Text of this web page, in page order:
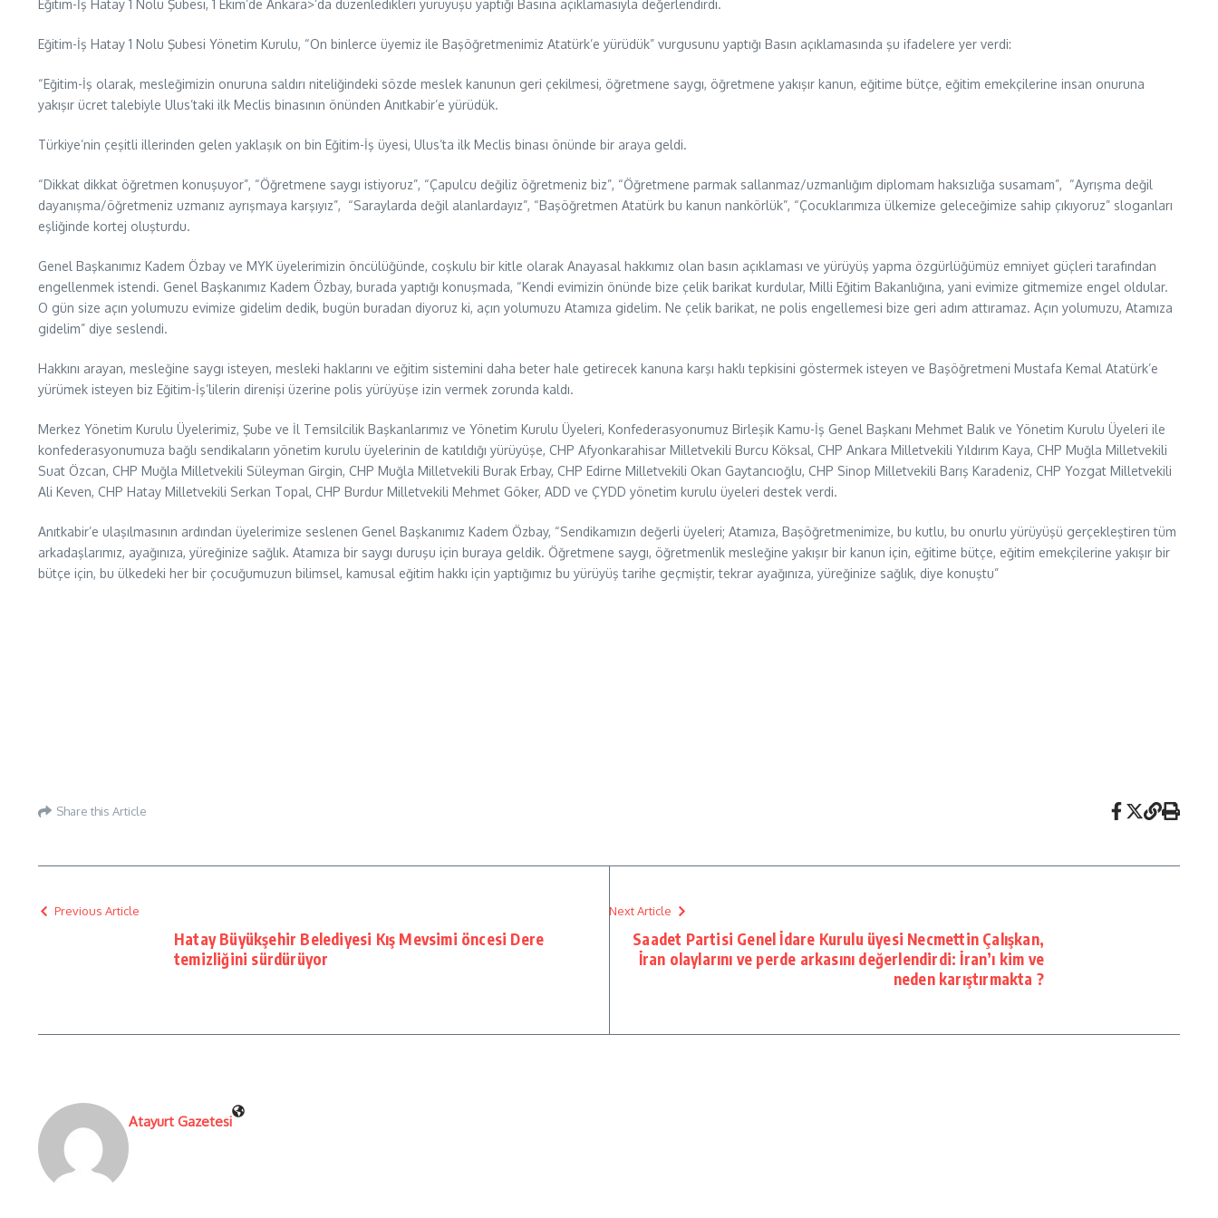
Eğitim-İş Hatay 1 Nolu Şubesi, 1 Ekim’de Ankara>’da düzenledikleri yürüyüşü yaptığı Basına açıklamasıyla değerlendirdi.
Eğitim-İş Hatay 1 Nolu Şubesi Yönetim Kurulu, “On binlerce üyemiz ile Başöğretmenimiz Atatürk’e yürüdük” vurgusunu yaptığı Basın açıklamasında şu ifadelere yer verdi:
“Eğitim-İş olarak, mesleğimizin onuruna saldırı niteliğindeki sözde meslek kanunun geri çekilmesi, öğretmene saygı, öğretmene yakışır kanun, eğitime bütçe, eğitim emekçilerine insan onuruna
yakışır ücret talebiyle Ulus’taki ilk Meclis binasının önünden Anıtkabir’e yürüdük.
Türkiye’nin çeşitli illerinden gelen yaklaşık on bin Eğitim-İş üyesi, Ulus’ta ilk Meclis binası önünde bir araya geldi.
“Dikkat dikkat öğretmen konuşuyor”, “Öğretmene saygı istiyoruz”, “Çapulcu değiliz öğretmeniz biz”, “Öğretmene parmak sallanmaz/uzmanlığım diplomam haksızlığa susamam”, “Ayrışma değil
dayanışma/öğretmeniz uzmanız ayrışmaya karşıyız”, “Saraylarda değil alanlardayız”, “Başöğretmen Atatürk bu kanun nankörlük”, “Çocuklarımıza ülkemize geleceğimize sahip çıkıyoruz” sloganları
eşliğinde kortej oluşturdu.
Genel Başkanımız Kadem Özbay ve MYK üyelerimizin öncülüğünde, coşkulu bir kitle olarak Anayasal hakkımız olan basın açıklaması ve yürüyüş yapma özgürlüğümüz emniyet güçleri tarafından
engellenmek istendi. Genel Başkanımız Kadem Özbay, burada yaptığı konuşmada, “Kendi evimizin önünde bize çelik barikat kurdular, Milli Eğitim Bakanlığına, yani evimize gitmemize engel oldular.
O gün size açın yolumuzu evimize gidelim dedik, bugün buradan diyoruz ki, açın yolumuzu Atamıza gidelim. Ne çelik barikat, ne polis engellemesi bize geri adım attıramaz. Açın yolumuzu, Atamıza
gidelim” diye seslendi.
Hakkını arayan, mesleğine saygı isteyen, mesleki haklarını ve eğitim sistemini daha beter hale getirecek kanuna karşı haklı tepkisini göstermek isteyen ve Başöğretmeni Mustafa Kemal Atatürk’e
yürümek isteyen biz Eğitim-İş’lilerin direnişi üzerine polis yürüyüşe izin vermek zorunda kaldı.
Merkez Yönetim Kurulu Üyelerimiz, Şube ve İl Temsilcilik Başkanlarımız ve Yönetim Kurulu Üyeleri, Konfederasyonumuz Birleşik Kamu-İş Genel Başkanı Mehmet Balık ve Yönetim Kurulu Üyeleri ile
konfederasyonumuza bağlı sendikaların yönetim kurulu üyelerinin de katıldığı yürüyüşe, CHP Afyonkarahisar Milletvekili Burcu Köksal, CHP Ankara Milletvekili Yıldırım Kaya, CHP Muğla Milletvekili
Suat Özcan, CHP Muğla Milletvekili Süleyman Girgin, CHP Muğla Milletvekili Burak Erbay, CHP Edirne Milletvekili Okan Gaytancıoğlu, CHP Sinop Milletvekili Barış Karadeniz, CHP Yozgat Milletvekili
Ali Keven, CHP Hatay Milletvekili Serkan Topal, CHP Burdur Milletvekili Mehmet Göker, ADD ve ÇYDD yönetim kurulu üyeleri destek verdi.
Anıtkabir’e ulaşılmasının ardından üyelerimize seslenen Genel Başkanımız Kadem Özbay, “Sendikamızın değerli üyeleri; Atamıza, Başöğretmenimize, bu kutlu, bu onurlu yürüyüşü gerçekleştiren tüm
arkadaşlarımız, ayağınıza, yüreğinize sağlık. Atamıza bir saygı duruşu için buraya geldik. Öğretmene saygı, öğretmenlik mesleğine yakışır bir kanun için, eğitime bütçe, eğitim emekçilerine yakışır bir
bütçe için, bu ülkedeki her bir çocuğumuzun bilimsel, kamusal eğitim hakkı için yaptığımız bu yürüyüş tarihe geçmiştir, tekrar ayağınıza, yüreğinize sağlık, diye konuştu”
Share this Article
Previous Article
Hatay Büyükşehir Belediyesi Kış Mevsimi öncesi Dere
temizliğini sürdürüyor
Next Article
Saadet Partisi Genel İdare Kurulu üyesi Necmettin Çalışkan,
İran olaylarını ve perde arkasını değerlendirdi: İran’ı kim ve
neden karıştırmakta ?
Atayurt Gazetesi